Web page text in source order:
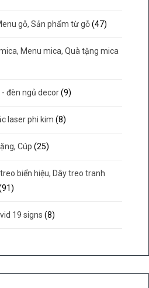
gỗ, Sản phẩm từ gỗ (47)
Menu mica, Quà tặng mica
đèn ngủ decor (9)
laser phi kim (8)
Cúp (25)
biển hiệu, Dây treo tranh
19 signs (8)